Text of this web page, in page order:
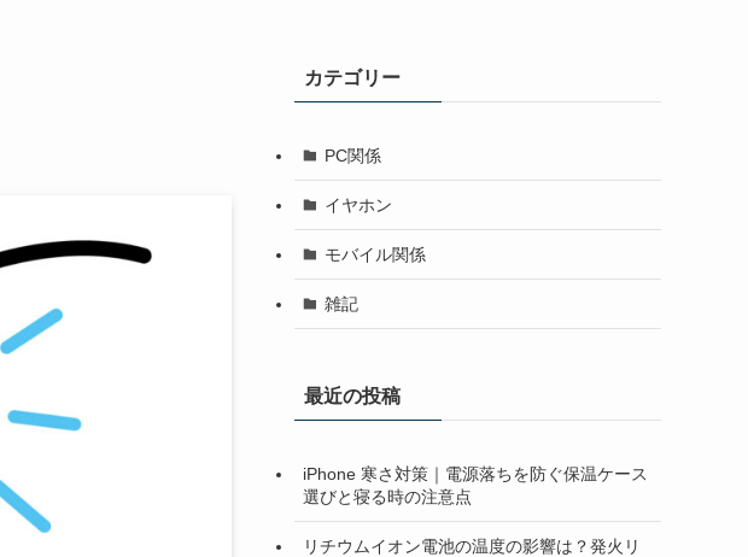
カテゴリー
PC関係
イヤホン
モバイル関係
雑記
最近の投稿
iPhone 寒さ対策｜電源落ちを防ぐ保温ケース
選びと寝る時の注意点
リチウムイオン電池の温度の影響は？発火リ